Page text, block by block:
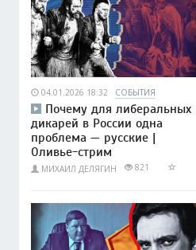
04.01.2026 18:32 СОБЫТИЯ
Почему для либеральных
дикарей в России одна
проблема — русские |
Оливье-стрим
МИХАИЛ ДЕЛЯГИН 821